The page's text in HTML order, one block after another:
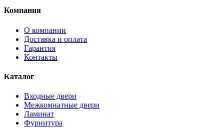
Компания
О компании
Доставка и оплата
Гарантия
Контакты
Каталог
Входные двери
Межкомнатные двери
Ламинат
Фурнитура